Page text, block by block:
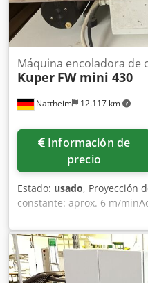
Nattheim 12.117 km
Máquina encoladora de
Kuper FW mini 430
Información de
precio
Estado: usado, Proyección
constante: aprox. 6 m/
eléctrico: 25 W, 190 V =
50 - 60 HzPotencia total
calefactor: aprox. 75
Credpfex Upgcex Al Ssf
Nattheim